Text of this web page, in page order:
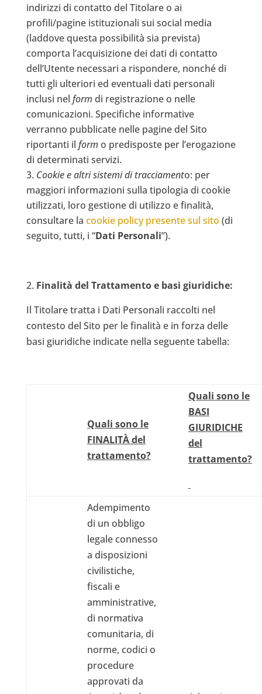
indirizzi di contatto del Titolare o ai
profili/pagine istituzionali sui social media
(laddove questa possibilità sia prevista)
comporta l’acquisizione dei dati di contatto
dell’Utente necessari a rispondere, nonché di
tutti gli ulteriori ed eventuali dati personali
inclusi nel formdi registrazione o nelle
comunicazioni. Specifiche informative
verranno pubblicate nelle pagine del Sito
riportanti il formo predisposte per l’erogazione
di determinati servizi.
Cookie e altri sistemi di tracciamento: per
maggiori informazioni sulla tipologia di cookie
utilizzati, loro gestione di utilizzo e finalità,
consultare la cookie policy presente sul sito (di
seguito, tutti, i “Dati Personali”).
Finalità del Trattamento e basi giuridiche:
Il Titolare tratta i Dati Personali raccolti nel
contesto del Sito per le finalità e in forza delle
basi giuridiche indicate nella seguente tabella:
Quali sono le
FINALITÀ del
trattamento?
Quali sono le
BASI
GIURIDICHE
del
trattamento?
Adempimento
di un obbligo
legale connesso
a disposizioni
civilistiche,
fiscali e
amministrative,
di normativa
comunitaria, di
norme, codici o
procedure
approvati da